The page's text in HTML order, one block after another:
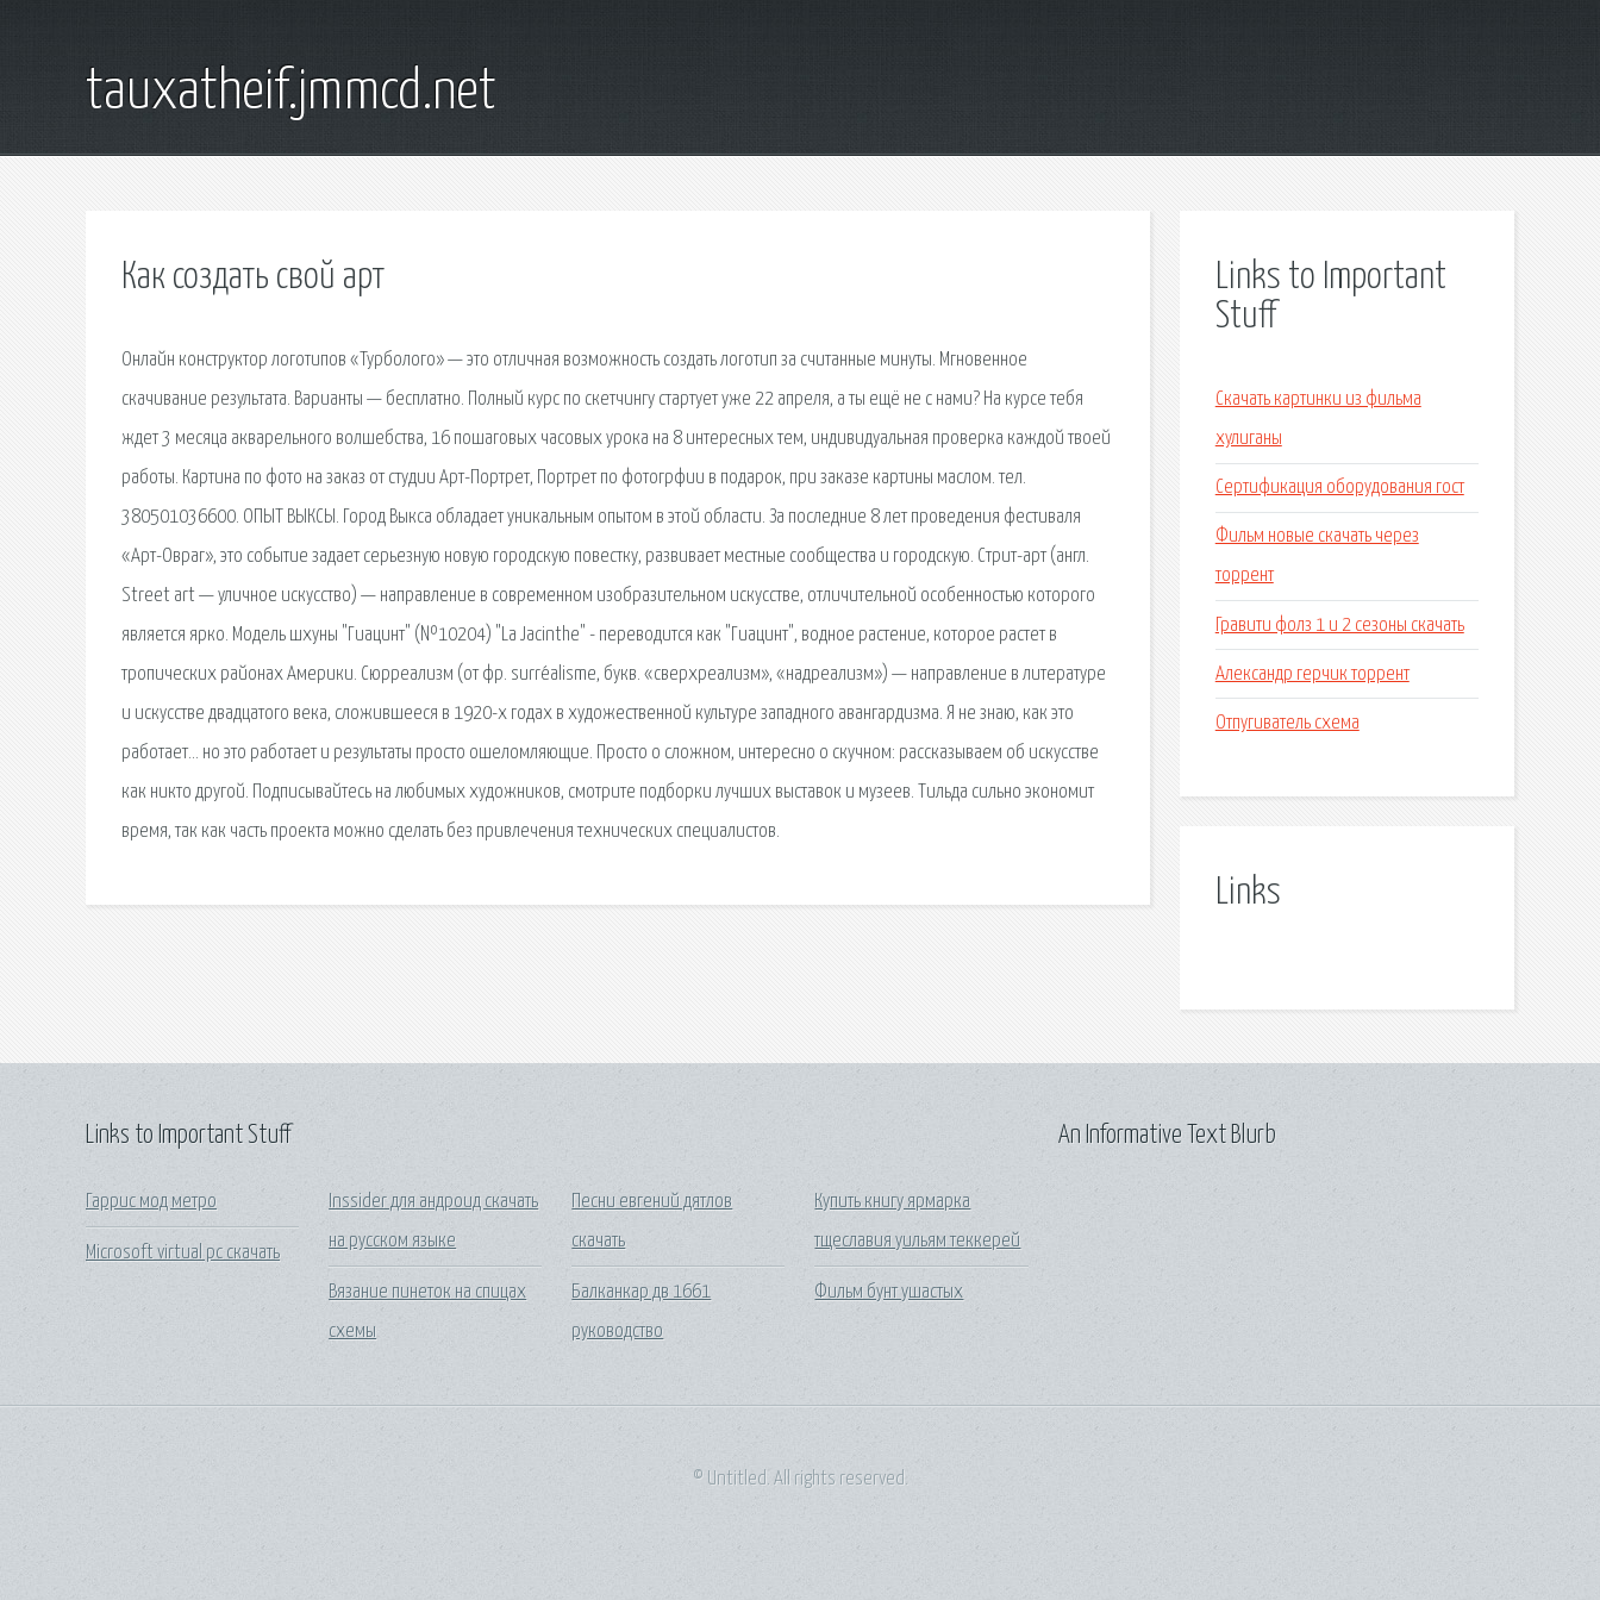
tauxatheif.jmmcd.net
Как создать свой арт
Онлайн конструктор логотипов «Турболого» — это отличная возможность создать логотип за считанные минуты. Мгновенное
скачивание результата. Варианты — бесплатно. Полный курс по скетчингу стартует уже 22 апреля, а ты ещё не с нами? На курсе тебя
ждет 3 месяца акварельного волшебства, 16 пошаговых часовых урока на 8 интересных тем, индивидуальная проверка каждой твоей
работы. Картина по фото на заказ от студии Арт-Портрет, Портрет по фотогрфии в подарок, при заказе картины маслом. тел.
380501036600. ОПЫТ ВЫКСЫ. Город Выкса обладает уникальным опытом в этой области. За последние 8 лет проведения фестиваля
«Арт-Овраг», это событие задает серьезную новую городскую повестку, развивает местные сообщества и городскую. Стрит-арт (англ.
Street art — уличное искусство) — направление в современном изобразительном искусстве, отличительной особенностью которого
является ярко. Модель шхуны "Гиацинт" (№10204) "La Jacinthe" - переводится как "Гиацинт", водное растение, которое растет в
тропических районах Америки. Сюрреализм (от фр. surréalisme, букв. «сверхреализм», «надреализм») — направление в литературе
и искусстве двадцатого века, сложившееся в 1920-х годах в ху­дожественной куль­ту­ре западного аван­гар­диз­ма. Я не знаю, как это
работает… но это работает и результаты просто ошеломляющие. Просто о сложном, интересно о скучном: рассказываем об искусстве
как никто другой. Подписывайтесь на любимых художников, смотрите подборки лучших выставок и музеев. Тильда сильно экономит
время, так как часть проекта можно сделать без привлечения технических специалистов.
Links to Important
Stuff
Скачать картинки из фильма
хулиганы
Сертификация оборудования гост
Фильм новые скачать через
торрент
Гравити фолз 1 и 2 сезоны скачать
Александр герчик торрент
Отпугиватель схема
Links
Links to Important Stuff
Гаррис мод метро
Microsoft virtual pc скачать
Inssider для андроид скачать
на русском языке
Вязание пинеток на спицах
схемы
Песни евгений дятлов
скачать
Балканкар дв 1661
руководство
Купить книгу ярмарка
тщеславия уильям теккерей
Фильм бунт ушастых
An Informative Text Blurb
© Untitled. All rights reserved.